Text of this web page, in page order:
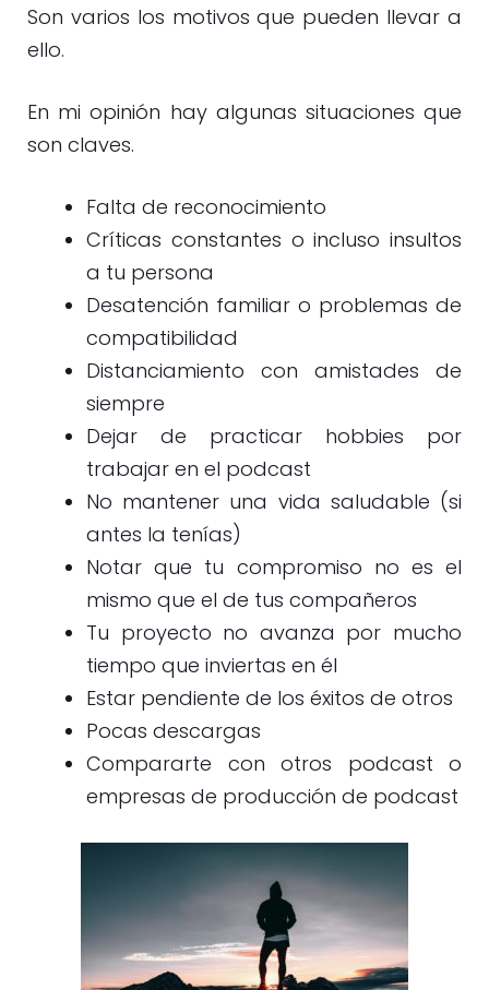
Son varios los motivos que pueden llevar a
ello.
En mi opinión hay algunas situaciones que
son claves.
Falta de reconocimiento
Críticas constantes o incluso insultos
a tu persona
Desatención familiar o problemas de
compatibilidad
Distanciamiento con amistades de
siempre
Dejar de practicar hobbies por
trabajar en el podcast
No mantener una vida saludable (si
antes la tenías)
Notar que tu compromiso no es el
mismo que el de tus compañeros
Tu proyecto no avanza por mucho
tiempo que inviertas en él
Estar pendiente de los éxitos de otros
Pocas descargas
Compararte con otros podcast o
empresas de producción de podcast